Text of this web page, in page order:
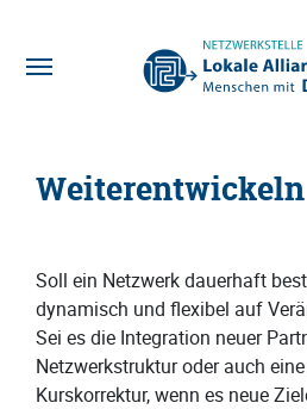
Weiterentwickeln
Soll ein Netzwerk dauerhaft
dynamisch und flexibel auf
Sei es die Integration neuer
Netzwerkstruktur oder auch
Kurskorrektur, wenn es neue